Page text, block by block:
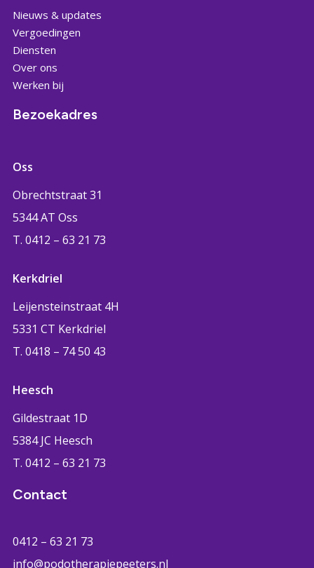
Nieuws & updates
Vergoedingen
Diensten
Over ons
Werken bij
Bezoekadres
Oss
Obrechtstraat 31
5344 AT Oss
T. 0412 – 63 21 73
Kerkdriel
Leijensteinstraat 4H
5331 CT Kerkdriel
T. 0418 – 74 50 43
Heesch
Gildestraat 1D
5384 JC Heesch
T. 0412 – 63 21 73
Contact
0412 – 63 21 73
info@podotherapiepeeters.nl